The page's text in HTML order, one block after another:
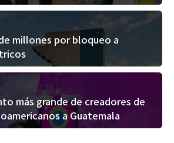
millones por bloqueo a
más grande de creadores de
a Guatemala